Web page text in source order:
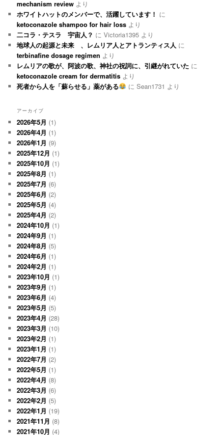
mechanism review より
ホワイトハットのメンバーで、活躍しています！ に
ketoconazole shampoo for hair loss より
二コラ・テスラ 宇宙人？ にVictoria1395 より
地球人の起源と未来 、レムリア人とアトランティス人 に
terbinafine dosage regimen より
レムリアの歌が、阿波の歌、神社の祝詞に、引継がれていた に
ketoconazole cream for dermatitis より
死者から人を「蘇らせる」薬がある
に Sean1731 より
アーカイブ
2026年5月 (1)
2026年4月 (1)
2026年1月 (9)
2025年12月 (1)
2025年10月 (1)
2025年8月 (1)
2025年7月 (6)
2025年6月 (2)
2025年5月 (4)
2025年4月 (2)
2024年10月 (1)
2024年9月 (1)
2024年8月 (5)
2024年6月 (1)
2024年2月 (1)
2023年10月 (1)
2023年9月 (1)
2023年6月 (4)
2023年5月 (5)
2023年4月 (28)
2023年3月 (10)
2023年2月 (1)
2023年1月 (1)
2022年7月 (2)
2022年5月 (1)
2022年4月 (8)
2022年3月 (6)
2022年2月 (5)
2022年1月 (19)
2021年11月 (8)
2021年10月 (4)